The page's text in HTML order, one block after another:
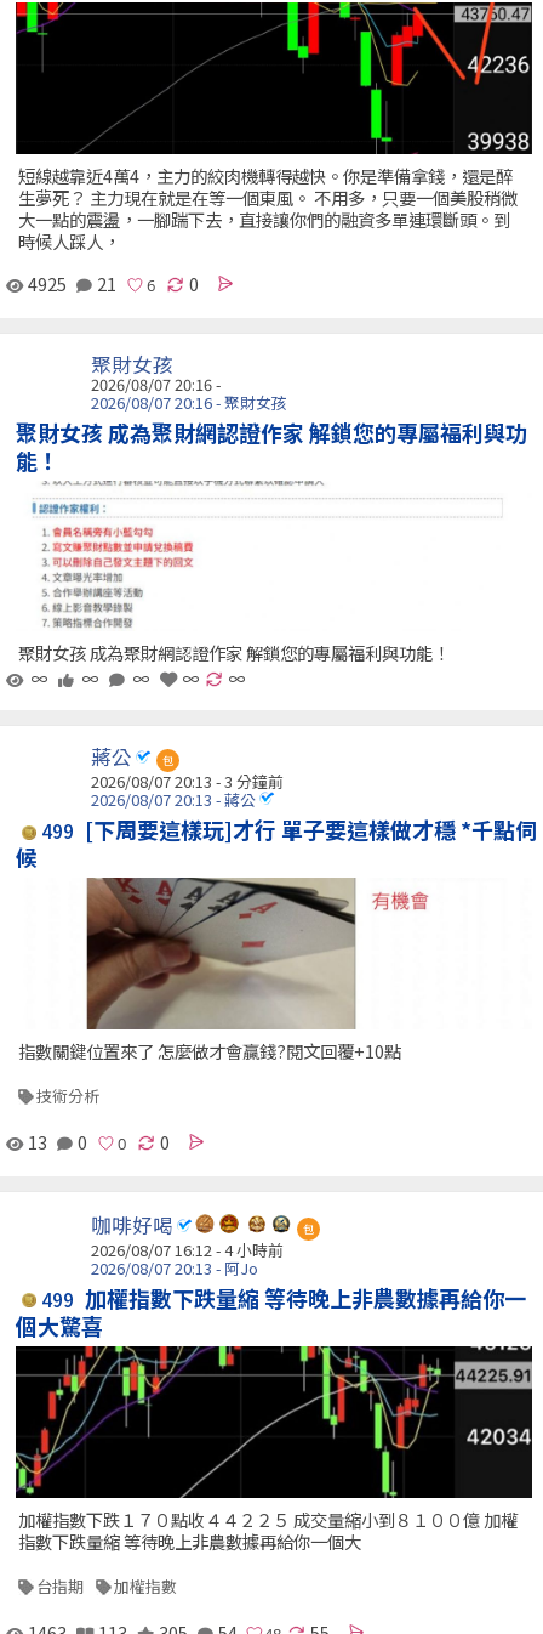
短線越靠近4萬4，主力的絞肉機轉得越快。你是準備拿錢，還是醉
生夢死？ 主力現在就是在等一個東風。 不用多，只要一個美股稍微
大一點的震盪，一腳踹下去，直接讓你們的融資多單連環斷頭。到
時候人踩人，
4925
21 0
聚財女孩
2026/08/07 20:16 -
2026/08/07 20:16 - 聚財女孩
聚財女孩 成為聚財網認證作家 解鎖您的專屬福利與功
能！
聚財女孩 成為聚財網認證作家 解鎖您的專屬福利與功能！
∞
∞ ∞ ∞ ∞
蔣公 包
2026/08/07 20:13 -3 分鐘前
2026/08/07 20:13 - 蔣公
499 [下周要這樣玩]才行 單子要這樣做才穩 *千點伺
候
指數關鍵位置來了 怎麼做才會贏錢?閱文回覆+10點
技術分析
13 0 0
咖啡好喝 包
2026/08/07 16:12 -4 小時前
2026/08/07 20:13 - 阿Jo
499 加權指數下跌量縮 等待晚上非農數據再給你一
個大驚喜
加權指數下跌１７０點收４４２２５ 成交量縮小到８１００億 加權
指數下跌量縮 等待晚上非農數據再給你一個大
台指期 加權指數